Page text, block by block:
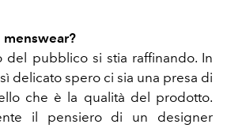
del pubblico si stia raffinando. In
delicato spero ci sia una presa di
che è la qualità del prodotto.
il pensiero di un designer